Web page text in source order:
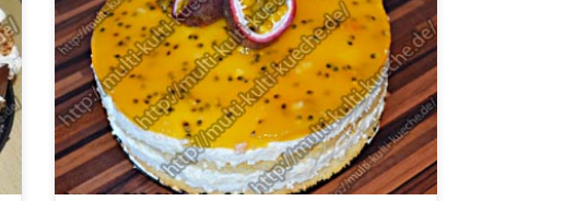
Eier150g Mehl150g Zucker1/2 Päck. Backpulver Für
den Guss250g Maracujasaft10g Zucker1 Päck. klarer
Tortenguss1 1/2 Maracuja Für die Creme600 ml
Sahne800g Magerquark200g Frischkäse2 Päck. Sofort
Gelatine150g Zucker1 Päck. Vanillezucker250g
Maracujasaft Für die Deko1 1/2 Maracuja Zubereitung
für die Maracuja Torte Alle Zutaten für […]